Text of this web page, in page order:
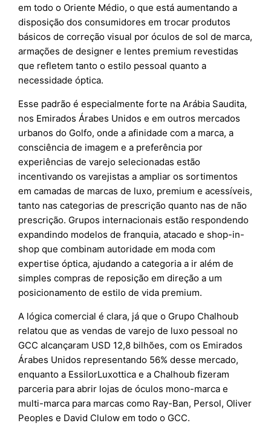
em todo o Oriente Médio, o que está aumentando a
disposição dos consumidores em trocar produtos
básicos de correção visual por óculos de sol de marca,
armações de designer e lentes premium revestidas
que refletem tanto o estilo pessoal quanto a
necessidade óptica.
Esse padrão é especialmente forte na Arábia Saudita,
nos Emirados Árabes Unidos e em outros mercados
urbanos do Golfo, onde a afinidade com a marca, a
consciência de imagem e a preferência por
experiências de varejo selecionadas estão
incentivando os varejistas a ampliar os sortimentos
em camadas de marcas de luxo, premium e acessíveis,
tanto nas categorias de prescrição quanto nas de não
prescrição. Grupos internacionais estão respondendo
expandindo modelos de franquia, atacado e shop-in-
shop que combinam autoridade em moda com
expertise óptica, ajudando a categoria a ir além de
simples compras de reposição em direção a um
posicionamento de estilo de vida premium.
A lógica comercial é clara, já que o Grupo Chalhoub
relatou que as vendas de varejo de luxo pessoal no
GCC alcançaram USD 12,8 bilhões, com os Emirados
Árabes Unidos representando 56% desse mercado,
enquanto a EssilorLuxottica e a Chalhoub fizeram
parceria para abrir lojas de óculos mono-marca e
multi-marca para marcas como Ray-Ban, Persol, Oliver
Peoples e David Clulow em todo o GCC.